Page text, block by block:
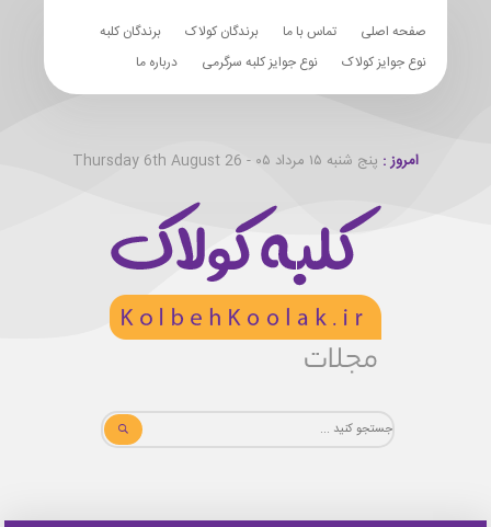
صفحه اصلی تماس با ما برندگان کولاک
برندگان کلبه
نوع جوایز کولاک
نوع جوایز کلبه سرگرمی درباره ما
امروز : پنج شنبه ۱۵ مرداد ۰۵ - Thursday 6th August 26